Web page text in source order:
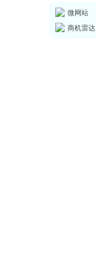
微网站
商机雷达